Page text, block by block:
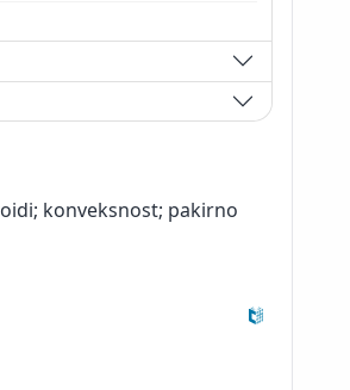
konveksnost; pakirno